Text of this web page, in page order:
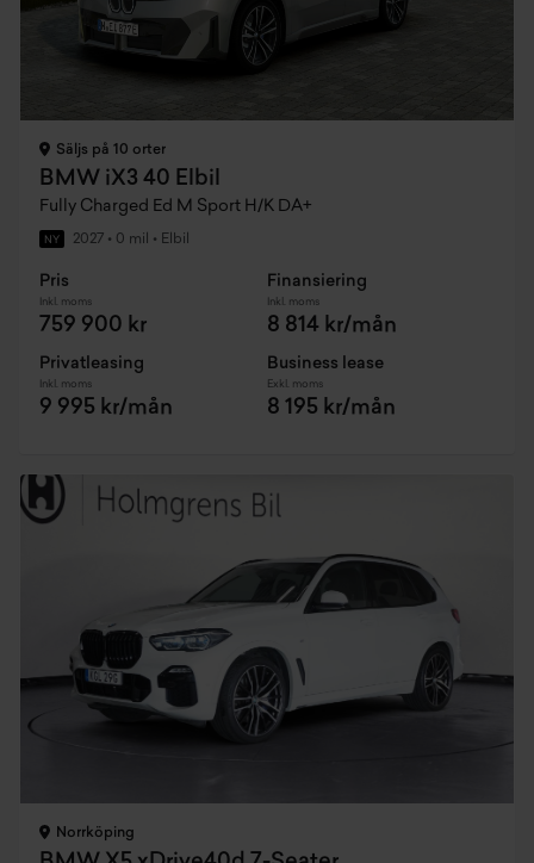
Säljs på 10 orter
BMW iX3 40 Elbil
Fully Charged Ed M Sport H/K DA+
NY 2027 • 0 mil • Elbil
Pris
Inkl. moms
759 900 kr
Finansiering
Inkl. moms
8 814 kr/mån
Privatleasing
Inkl. moms
9 995 kr/mån
Business lease
Exkl. moms
8 195 kr/mån
Norrköping